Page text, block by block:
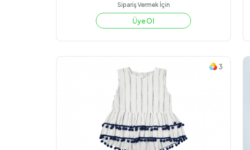
Sipariş Vermek İçin
Üye Ol
3